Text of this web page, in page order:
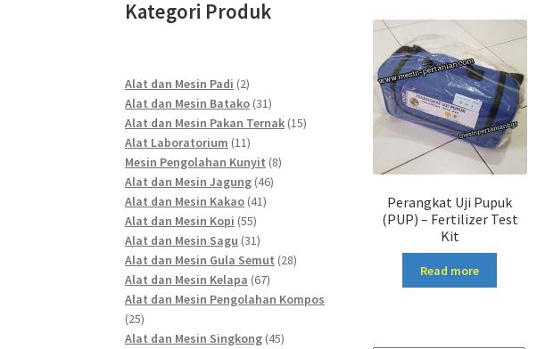
Perangkat Uji Pupuk
(PUP) – Fertilizer Test
Kit
Read more
Kategori Produk
Alat dan Mesin Padi 22
products
Alat dan Mesin Batako 3131
products
Alat dan Mesin Pakan Ternak 1515
Alat Laboratorium 1111
products
Mesin Pengolahan Kunyit 88
Alat dan Mesin Jagung 4646
Alat dan Mesin Kakao 4141
Alat dan Mesin Kopi 5555
products
Alat dan Mesin Sagu 3131
products
Alat dan Mesin Gula Semut 2828
Alat dan Mesin Kelapa 6767
products
Alat dan Mesin Pengolahan Kompos
2525
products
Alat dan Mesin Singkong 4545